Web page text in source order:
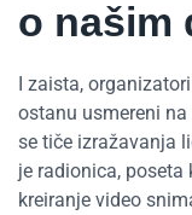
o našim
I zaista,
ostanu usmereni
se tiče izražavanja
je radionica,
kreiranje video